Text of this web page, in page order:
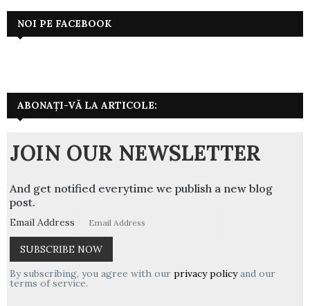
articole
NOI PE FACEBOOK
ABONAȚI-VĂ LA ARTICOLE:
JOIN OUR NEWSLETTER
And get notified everytime we publish a new blog
post.
Email Address
By subscribing, you agree with our privacy policyand our
terms of service.